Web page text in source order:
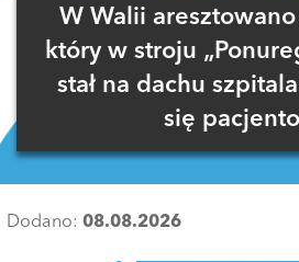
W Walii
który w stroju
stał na dachu
się
Dodano: 08.08.2026